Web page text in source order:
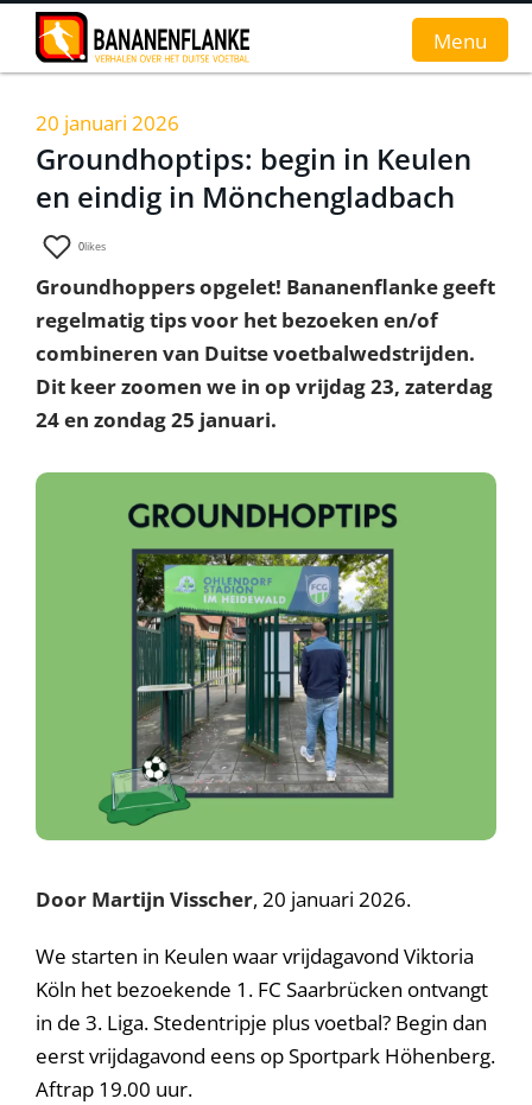
Home
Nieuws
Interviews
Groundhopverhalen
De fans
Achtergrond
Menu
20 januari 2026
Groundhoptips: begin in Keulen
en eindig in Mönchengladbach
0likes
Groundhoppers opgelet! Bananenflanke geeft
regelmatig tips voor het bezoeken en/of
combineren van Duitse voetbalwedstrijden.
Dit keer zoomen we in op vrijdag 23, zaterdag
24 en zondag 25 januari.
Door Martijn Visscher, 20 januari 2026.
We starten in Keulen waar vrijdagavond Viktoria
Köln het bezoekende 1. FC Saarbrücken ontvangt
in de 3. Liga. Stedentripje plus voetbal? Begin dan
eerst vrijdagavond eens op Sportpark Höhenberg.
Aftrap 19.00 uur.